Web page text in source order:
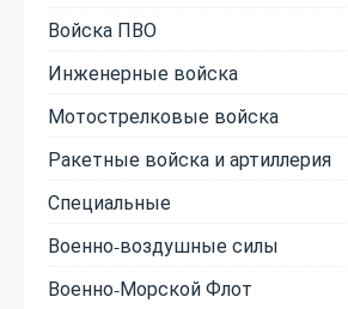
Войска ПВО
Инженерные войска
Мотострелковые войска
Ракетные войска и артиллерия
Специальные
Военно-воздушные силы
Военно-Морской Флот